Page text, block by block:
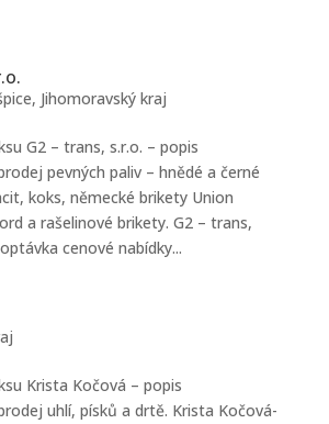
, Jihomoravský kraj
G2 – trans, s.r.o. – popis
pevných paliv – hnědé a černé
koks, německé brikety Union
a rašelinové brikety. G2 – trans,
cenové nabídky...
Krista Kočová – popis
uhlí, písků a drtě. Krista Kočová-